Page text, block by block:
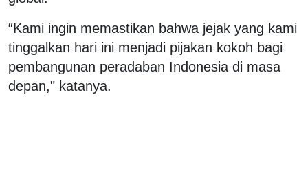
“Kami ingin memastikan bahwa jejak yang kami
tinggalkan hari ini menjadi pijakan kokoh bagi
pembangunan peradaban Indonesia di masa
depan," katanya.